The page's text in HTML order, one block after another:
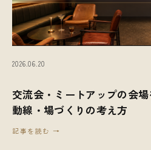
2026.06.20
交流会・ミートアップの会
動線・場づくりの考え方
記事を読む →